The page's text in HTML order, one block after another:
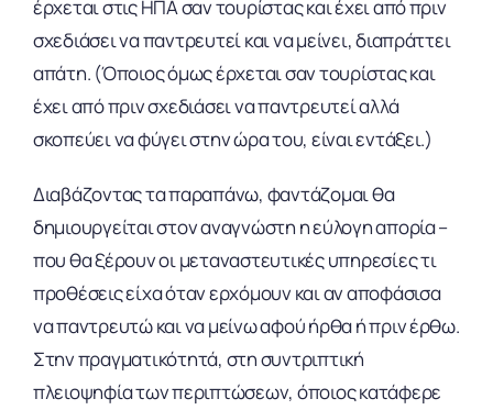
έρχεται στις ΗΠΑ σαν τουρίστας και έχει από πριν
σχεδιάσει να παντρευτεί και να μείνει, διαπράττει
απάτη. (Όποιος όμως έρχεται σαν τουρίστας και
έχει από πριν σχεδιάσει να παντρευτεί αλλά
σκοπεύει να φύγει στην ώρα του, είναι εντάξει.)
Διαβάζοντας τα παραπάνω, φαντάζομαι θα
δημιουργείται στον αναγνώστη η εύλογη απορία –
που θα ξέρουν οι μεταναστευτικές υπηρεσίες τι
προθέσεις είχα όταν ερχόμουν και αν αποφάσισα
να παντρευτώ και να μείνω αφού ήρθα ή πριν έρθω.
Στην πραγματικότητά, στη συντριπτική
πλειοψηφία των περιπτώσεων, όποιος κατάφερε